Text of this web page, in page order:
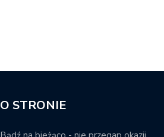
O STRONIE